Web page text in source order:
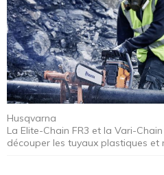
Husqvarna
La Elite-Chain FR3 et la Vari-
découper les tuyaux plastiques et